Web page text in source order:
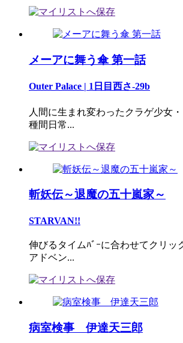
メーアに舞う傘 第一話
Outer Palace | 1日目西さ-29b
人間に生まれ変わったクラゲ少女
種間日常...
斬妖伝～退魔の五十嵐家～
STARVAN!!
伸びるタイムﾊﾞｰに合わせてクリッ
アドベン...
病室検事 伊達天三郎